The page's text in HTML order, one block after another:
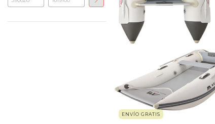
ENVÍO GRATIS